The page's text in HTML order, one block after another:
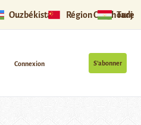
Ouzbékistan Région Ouïghoure
S’abonner
Connexion